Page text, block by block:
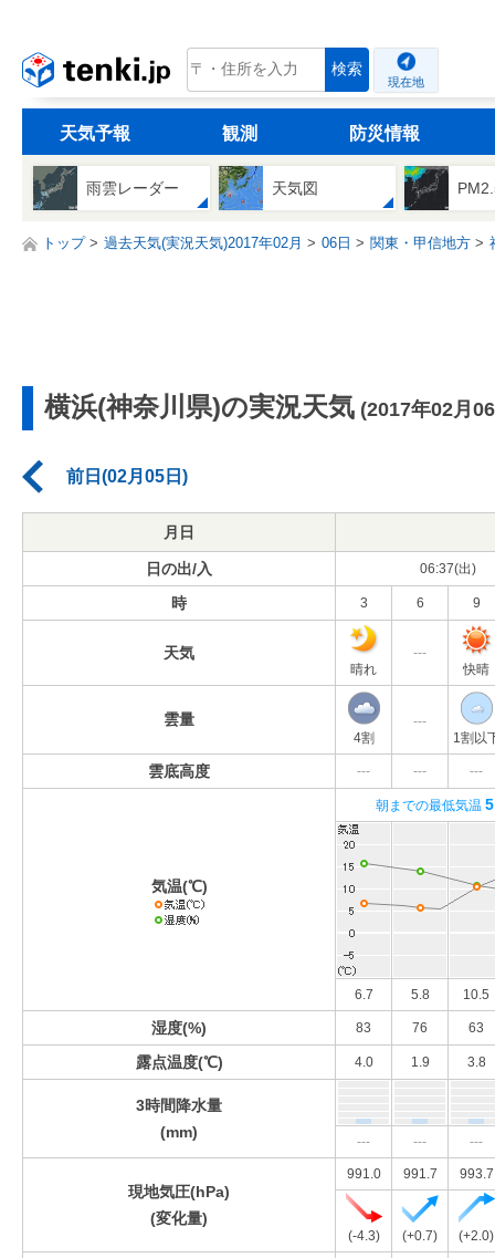
tenki.jp 検索
現在地
天気予報 観測 防災情報
雨雲レーダー 天気図
トップ 過去天気(実況天気)2017年02月 06日 関東・甲信地方
横浜(神奈川県)の実況天気 (2017年02月
前日(02月05日)
月日
日の出/入 06:37(出)
時 3 6 9
天気
晴れ
---
快晴
雲量
4割
---
1割以
雲底高度 --- --- ---
気温(℃)
朝までの最低気温
6.7 5.8 10.5
湿度(%) 83 76 63
露点温度(℃) 4.0 1.9 3.8
3時間降水量
(mm)
--- --- ---
現地気圧(hPa)
(変化量)
991.0 991.7 993.7
(-4.3) (+0.7) (+2.0)